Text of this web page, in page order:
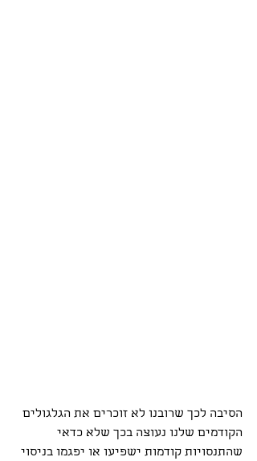
הסיבה לכך שרובנו לא זוכרים את הגלגולים
הקודמים שלנו נעוצה בכך שלא כדאי
שהתנסויות קודמות ישפיעו או יפגמו בניסוי